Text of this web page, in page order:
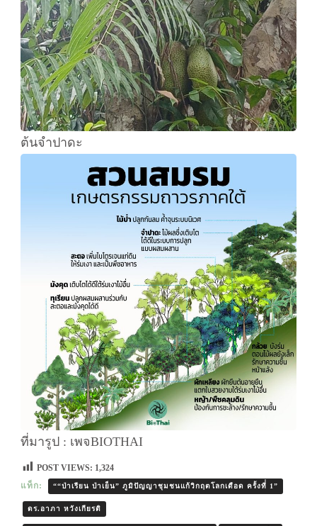
ต้นจำปาดะ
ที่มารูป : เพจBIOTHAI
POST VIEWS: 1,324
แท็ก:
““ป่าเรียน ป่าเย็น” ภูมิปัญญาชุมชนแก้วิกฤตโลกเดือด ครั้งที่่ 1”
ดร.อาภา หวังเกียรติ